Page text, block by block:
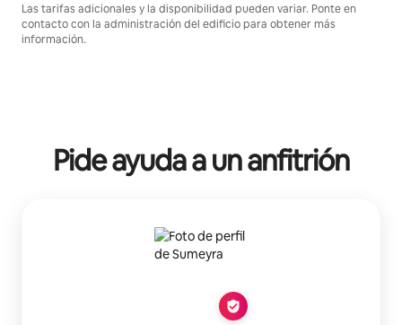
Las tarifas adicionales y la disponibilidad pueden variar. Ponte en
contacto con la administración del edificio para obtener más
información.
Pide ayuda a un anfitrión